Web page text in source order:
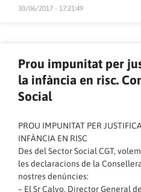
30/06/2017 - 17:21:49
Prou impunitat per
la infància en risc.
Social
PROU IMPUNITAT PER
INFÀNCIA EN RISC
Des del Sector Social CGT,
les declaracions de la
nostres denúncies:
– El Sr Calvo, Director General